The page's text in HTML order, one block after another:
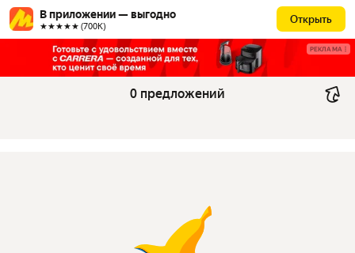
В приложении — выгодно
★★★★★ (700К)
Открыть
РЕКЛАМА
0 предложений